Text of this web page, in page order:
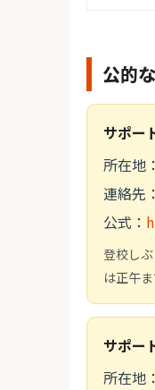
公的
サポー
所在地
連絡先
公式：
登校し
は正午
サポー
所在地